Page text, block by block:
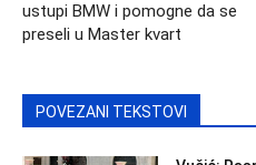
ustupi BMW i pomogne da se
preseli u Master kvart
POVEZANI TEKSTOVI